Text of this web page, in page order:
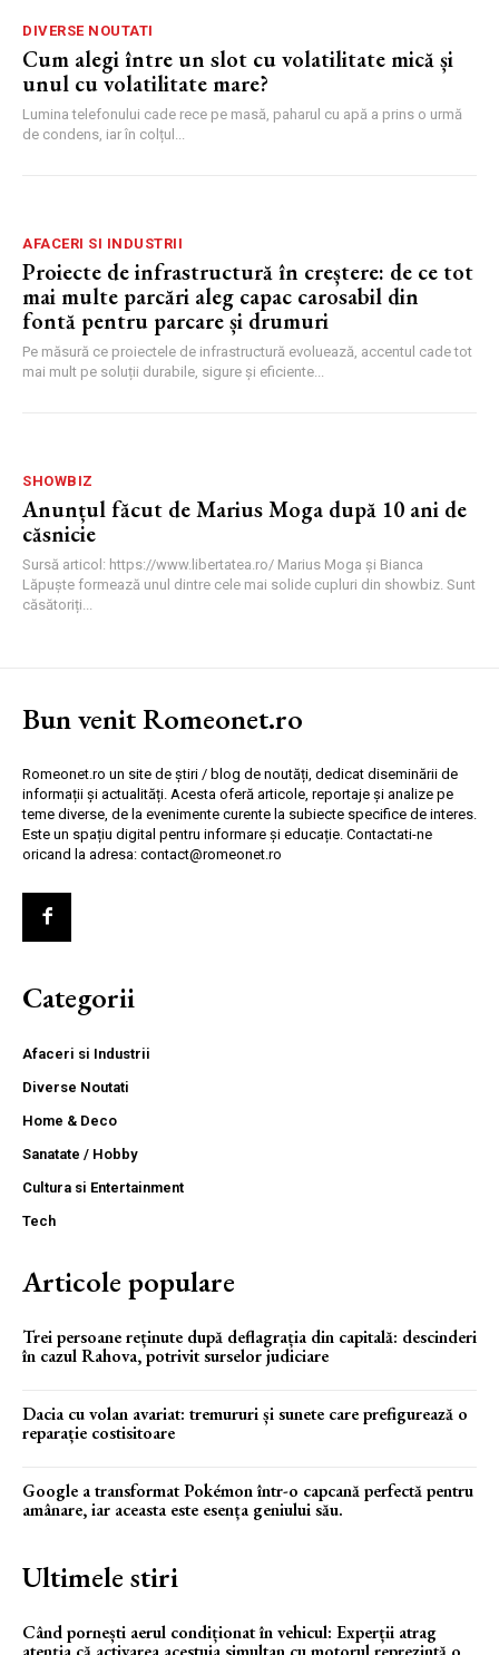
DIVERSE NOUTATI
Cum alegi între un slot cu volatilitate mică și
unul cu volatilitate mare?
Lumina telefonului cade rece pe masă, paharul cu apă a prins o urmă
de condens, iar în colțul...
AFACERI SI INDUSTRII
Proiecte de infrastructură în creștere: de ce tot
mai multe parcări aleg capac carosabil din
fontă pentru parcare și drumuri
Pe măsură ce proiectele de infrastructură evoluează, accentul cade tot
mai mult pe soluții durabile, sigure și eficiente...
SHOWBIZ
Anunțul făcut de Marius Moga după 10 ani de
căsnicie
Sursă articol: https://www.libertatea.ro/ Marius Moga și Bianca
Lăpuște formează unul dintre cele mai solide cupluri din showbiz. Sunt
căsătoriți...
Bun venit Romeonet.ro
Romeonet.ro un site de știri / blog de noutăți, dedicat diseminării de
informații și actualități. Acesta oferă articole, reportaje și analize pe
teme diverse, de la evenimente curente la subiecte specifice de interes.
Este un spațiu digital pentru informare și educație. Contactati-ne
oricand la adresa: contact@romeonet.ro
Categorii
Afaceri si Industrii
Diverse Noutati
Home & Deco
Sanatate / Hobby
Cultura si Entertainment
Tech
Articole populare
Trei persoane reținute după deflagrația din capitală: descinderi
în cazul Rahova, potrivit surselor judiciare
Dacia cu volan avariat: tremururi și sunete care prefigurează o
reparație costisitoare
Google a transformat Pokémon într-o capcană perfectă pentru
amânare, iar aceasta este esența geniului său.
Ultimele stiri
Când pornești aerul condiționat în vehicul: Experții atrag